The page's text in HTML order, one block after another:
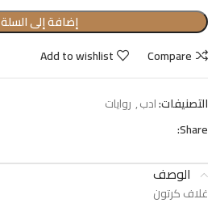
إضافة إلى السلة
Compare
Add to wishlist
التصنيفات:ادب, روايات
Share:
الوصف
غلاف كرتون